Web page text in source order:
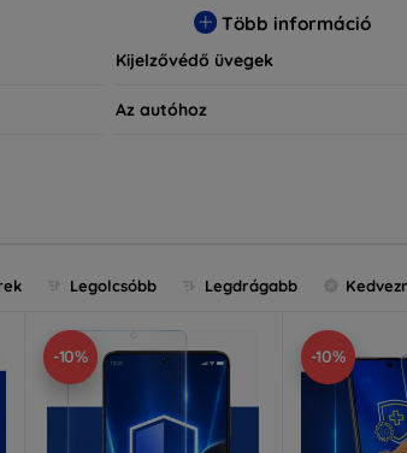
Több információ
Kijelzővédő üvegek
Az autóhoz
Legolcsóbb Legdrágabb
-10% -10%